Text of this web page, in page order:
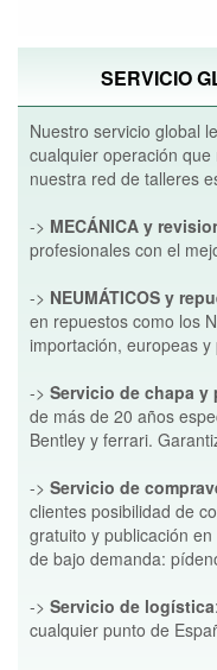
SERVICIO
Nuestro servicio global
cualquier operación
nuestra red de talleres
-> MECÁNICA y
profesionales con el
-> NEUMÁTICOS y
en repuestos como los
importación, europeas y
-> Servicio de chapa y
de más de 20 años
Bentley y ferrari.
-> Servicio de
clientes posibilidad de
gratuito y publicación
de bajo demanda:
-> Servicio de logística
cualquier punto de